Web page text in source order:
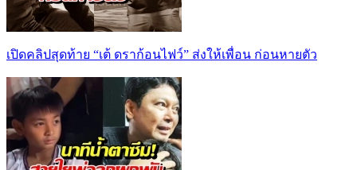
เปิดคลิปสุดท้าย “เต้ ดราก้อนไฟว์” ส่งให้เพื่อน ก่อนหายตัว